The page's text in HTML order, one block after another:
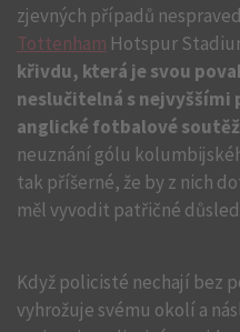
zjevných případů
Tottenham Hotspur
křivdu, která je svou
neslučitelná s
anglické fotbalové
neuznání gólu
tak příšerné, že by z nich
měl vyvodit patřičné
Když policisté nechají bez
vyhrožuje svému okolí a